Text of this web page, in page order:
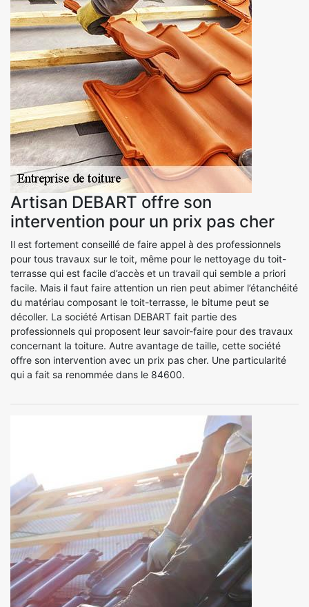
Artisan DEBART offre son
intervention pour un prix pas cher
Il est fortement conseillé de faire appel à des professionnels
pour tous travaux sur le toit, même pour le nettoyage du toit-
terrasse qui est facile d’accès et un travail qui semble a priori
facile. Mais il faut faire attention un rien peut abimer l’étanchéité
du matériau composant le toit-terrasse, le bitume peut se
décoller. La société Artisan DEBART fait partie des
professionnels qui proposent leur savoir-faire pour des travaux
concernant la toiture. Autre avantage de taille, cette société
offre son intervention avec un prix pas cher. Une particularité
qui a fait sa renommée dans le 84600.